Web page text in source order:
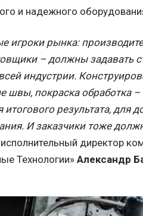
и надежного
игроки рынка:
– должны задавать
индустрии.
швы, покраска обработка
результата, для
И заказчики тоже
директор
Технологии»Александр